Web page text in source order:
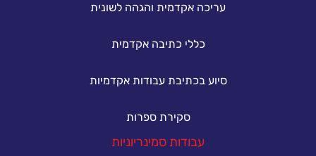
עריכה אקדמית והגהה לשונית
כללי כתיבה אקדמית
סיוע בכתיבת עבודות אקדמיות
סקירת ספרות
עבודות סמינריוניות